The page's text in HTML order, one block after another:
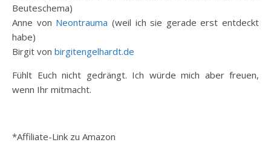
Beuteschema)
Anne von Neontrauma (weil ich sie gerade erst entdeckt
habe)
Birgit von birgitengelhardt.de
Fühlt Euch nicht gedrängt. Ich würde mich aber freuen,
wenn Ihr mitmacht.
*Affiliate-Link zu Amazon